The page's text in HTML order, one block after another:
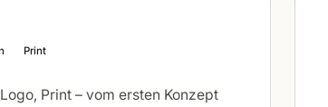
Print
Print – vom ersten Konzept